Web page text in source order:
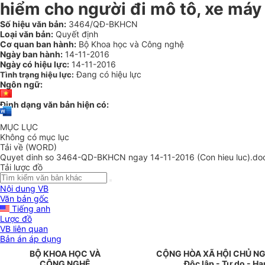
hiểm cho người đi mô tô, xe máy
Số hiệu văn bản: 3464/QĐ-BKHCN
Loại văn bản: Quyết định
Cơ quan ban hành: Bộ Khoa học và Công nghệ
Ngày ban hành: 14-11-2016
Ngày có hiệu lực: 14-11-2016
Tình trạng hiệu lực: Đang có hiệu lực
Ngôn ngữ:
Định dạng văn bản hiện có:
MỤC LỤC
Không có mục lục
Tải về (WORD)
Quyet dinh so 3464-QD-BKHCN ngay 14-11-2016 (Con hieu
Tải lược đồ
Nội dung VB
Văn bản gốc
Tiếng anh
Lược đồ
VB liên quan
Bản án áp dụng
BỘKHOA HỌC VÀ
CỘNG HÒA XÃ HỘI CHỦ